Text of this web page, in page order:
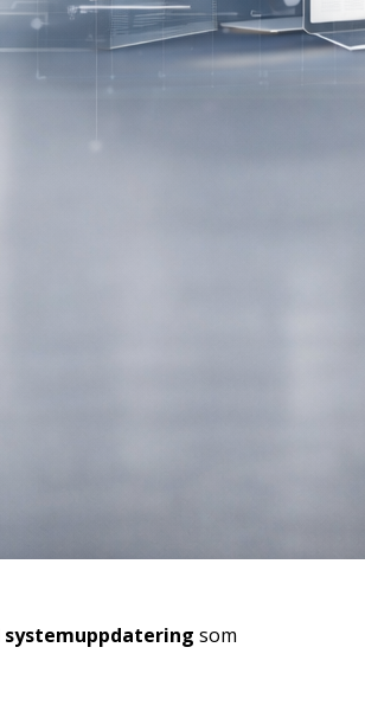
systemuppdatering som